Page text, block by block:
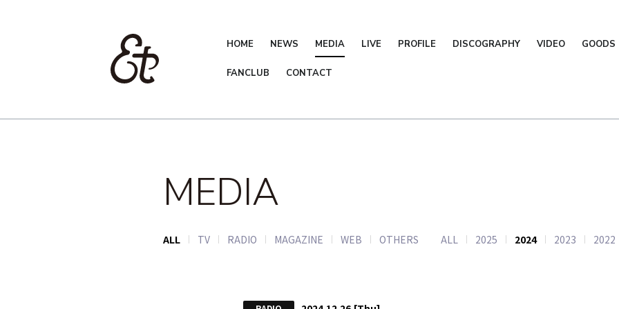
HOME NEWS MEDIA LIVE PROFILE DISCOGRAPHY VIDEO GOODS
FANCLUB CONTACT
MEDIA
ALL TV RADIO MAGAZINE WEB OTHERS ALL 2025 2024 2023 2022